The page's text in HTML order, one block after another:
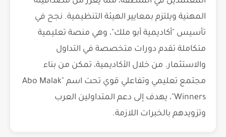
المهنية ويلتزم بمعايير الهيئة التنظيمية. نجح في
تأسيس "أكاديمية أبو ملك"، وهي منصة تعليمية
متكاملة تقدم دورات متخصصة في التداول
والاستثمار. من خلال الأكاديمية، تمكن من بناء
مجتمع تعليمي وتفاعلي قوي تحت اسم "Abo Malak
Winners"، يهدف إلى دعم المتداولين العرب
وتزويدهم بالخبرات اللازمة.